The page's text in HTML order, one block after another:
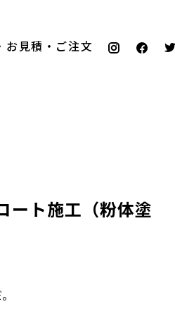
お見積・ご注文
ート施工（粉体塗